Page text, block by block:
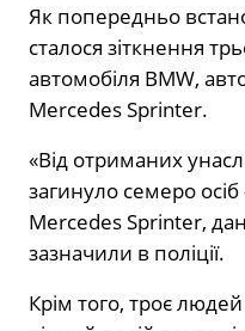
Як попередньо
сталося зіткнення
автомобіля BMW,
Mercedes Sprinter.
«Від отриманих
загинуло семеро
Mercedes Sprinter,
зазначили в поліції.
Крім того, троє